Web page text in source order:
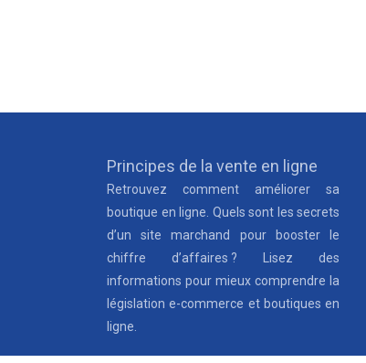
Principes de la vente en ligne
Retrouvez comment améliorer sa
boutique en ligne. Quels sont les secrets
d’un site marchand pour booster le
chiffre d’affaires ? Lisez des
informations pour mieux comprendre la
législation e-commerce et boutiques en
ligne.